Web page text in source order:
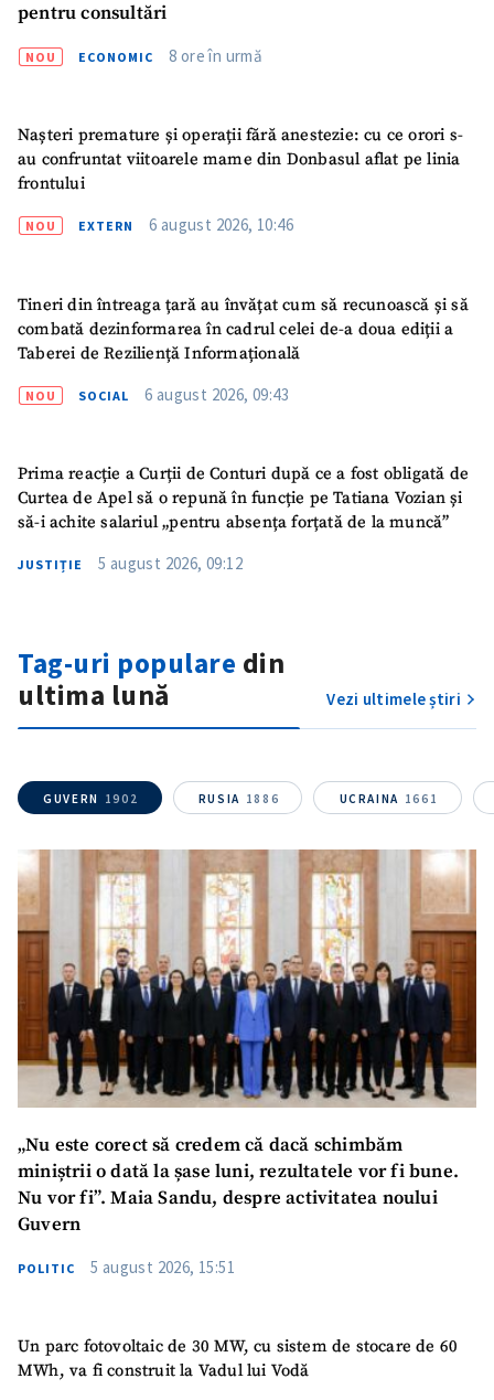
in English
pentru consultări
NOU ECONOMIC 8 ore în urmă
Nașteri premature și operații fără anestezie: cu ce orori s-
au confruntat viitoarele mame din Donbasul aflat pe linia
frontului
NOU EXTERN 6 august 2026, 10:46
Tineri din întreaga țară au învățat cum să recunoască și să
combată dezinformarea în cadrul celei de-a doua ediții a
Taberei de Reziliență Informațională
NOU SOCIAL 6 august 2026, 09:43
Prima reacție a Curții de Conturi după ce a fost obligată de
Curtea de Apel să o repună în funcție pe Tatiana Vozian și
să-i achite salariul „pentru absența forțată de la muncă”
JUSTIȚIE 5 august 2026, 09:12
Tag-uri populare din
ultima lună
Vezi ultimele știri
GUVERN 1902 RUSIA 1886 UCRAINA 1661
„Nu este corect să credem că dacă schimbăm
miniștrii o dată la șase luni, rezultatele vor fi bune.
Nu vor fi”. Maia Sandu, despre activitatea noului
Guvern
POLITIC 5 august 2026, 15:51
Un parc fotovoltaic de 30 MW, cu sistem de stocare de 60
MWh, va fi construit la Vadul lui Vodă
Link media
+ Link media